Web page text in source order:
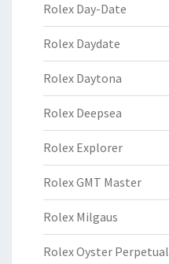
Rolex Day-Date
Rolex Daydate
Rolex Daytona
Rolex Deepsea
Rolex Explorer
Rolex GMT Master
Rolex Milgaus
Rolex Oyster Perpetual